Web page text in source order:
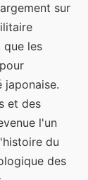
sur
que les
et des
l'un
du
des